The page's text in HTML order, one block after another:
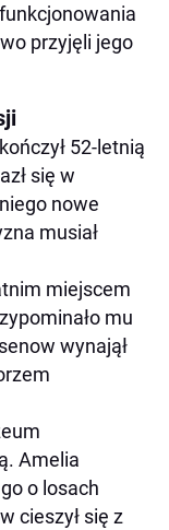
przyjęli jego
52-letnią
się w
nowe
musiał
miejscem
mu
wynajął
Amelia
o losach
cieszył się z